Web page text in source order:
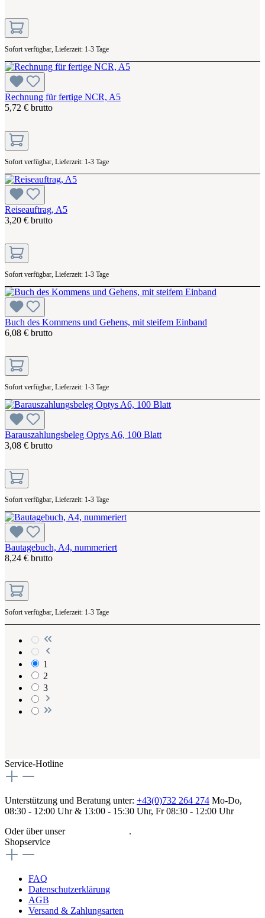
Sofort verfügbar, Lieferzeit: 1-3 Tage
Rechnung für fertige NCR, A5
5,72 € brutto
Sofort verfügbar, Lieferzeit: 1-3 Tage
Reiseauftrag, A5
3,20 € brutto
Sofort verfügbar, Lieferzeit: 1-3 Tage
Buch des Kommens und Gehens, mit steifem Einband
6,08 € brutto
Sofort verfügbar, Lieferzeit: 1-3 Tage
Barauszahlungsbeleg Optys A6, 100 Blatt
3,08 € brutto
Sofort verfügbar, Lieferzeit: 1-3 Tage
Bautagebuch, A4, nummeriert
8,24 € brutto
Sofort verfügbar, Lieferzeit: 1-3 Tage
1
2
3
Service-Hotline
Unterstützung und Beratung unter: +43(0)732 264 274 Mo-Do,
08:30 - 12:00 Uhr & 13:00 - 15:30 Uhr, Fr 08:30 - 12:00 Uhr
Oder über unser
.
Shopservice
FAQ
Datenschutzerklärung
AGB
Versand & Zahlungsarten